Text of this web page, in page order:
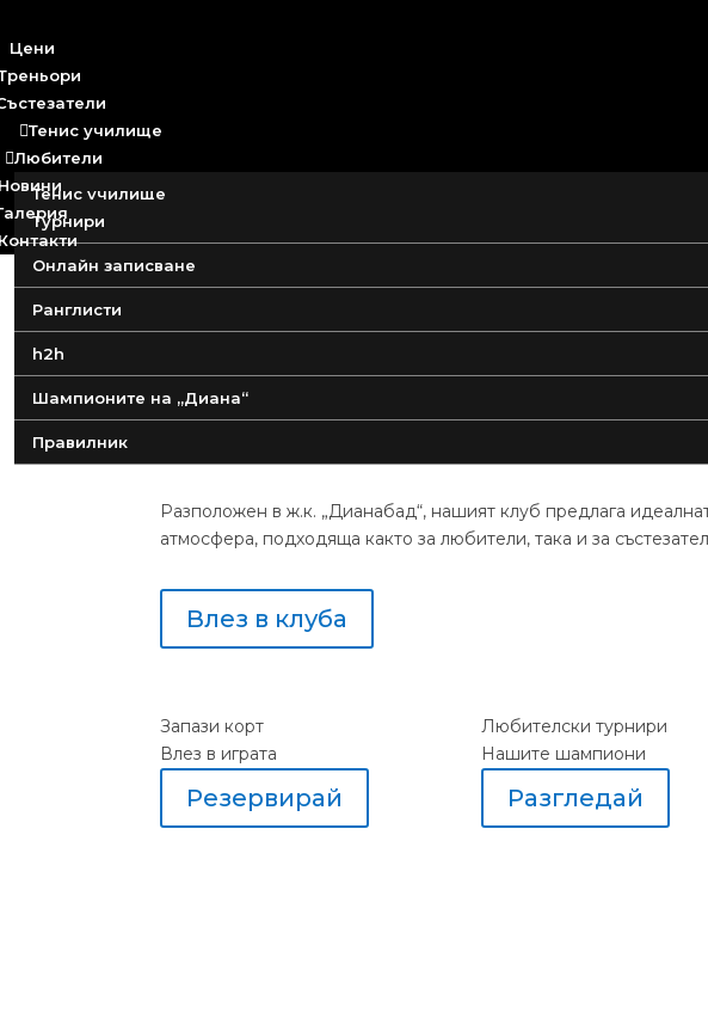
Цени
Тенис училище
Тенис училище
Детски лагер
Любители
Турнири
Онлайн записване
Ранглисти
h2h
Шампионите на „Диана“
Правилник
Тенис Клуб
„Диана
Разположен в ж.к. „Дианабад“, нашият клуб предлага
атмосфера, подходяща както за любители, така и за
Влез в клуба
Запази корт
Влез в играта
Резервирай
Любителски турнири
Нашите шампиони
Разгледай